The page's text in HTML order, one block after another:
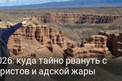
куда тайно рвануть с
и адской жары